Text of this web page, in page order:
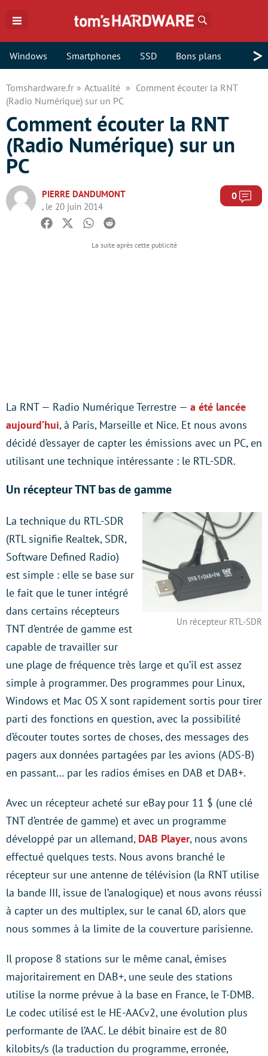
Windows Smartphones SSD Bons plans >
Tomshardware.fr Actualité
Comment écouter la RNT
(Radio Numérique) sur un PC
Comment écouter la RNT
(Radio Numérique) sur un
PC
PIERRE DANDUMONT
, le 20 juin 2014
0
Facebook
TwitterWhatsapp
Reddit
La RNT — Radio Numérique Terrestre — a été lancée
aujourd’hui, à Paris, Marseille et Nice. Et nous avons
décidé d’essayer de capter les émissions avec un PC, en
utilisant une technique intéressante : le RTL-SDR.
Un récepteur TNT bas de gamme
Un récepteur RTL-SDR
La technique du RTL-SDR
(RTL signifie Realtek, SDR,
Software Defined Radio)
est simple : elle se base sur
le fait que le tuner intégré
dans certains récepteurs
TNT d’entrée de gamme est
capable de travailler sur
une plage de fréquence très large et qu’il est assez
simple à programmer. Des programmes pour Linux,
Windows et Mac OS X sont rapidement sortis pour tirer
parti des fonctions en question, avec la possibilité
d’écouter toutes sortes de choses, des messages des
pagers aux données partagées par les avions (ADS-B)
en passant… par les radios émises en DAB et DAB+.
Avec un récepteur acheté sur eBay pour 11 $ (une clé
TNT d’entrée de gamme) et avec un programme
développé par un allemand, DAB Player, nous avons
effectué quelques tests. Nous avons branché le
récepteur sur une antenne de télévision (la RNT utilise
la bande III, issue de l’analogique) et nous avons réussi
à capter un des multiplex, sur le canal 6D, alors que
nous sommes à la limite de la couverture parisienne.
Il propose 8 stations sur le même canal, émises
majoritairement en DAB+, une seule des stations
utilise la norme prévue à la base en France, le T-DMB.
Le codec utilisé est le HE-AACv2, une évolution plus
performante de l’AAC. Le débit binaire est de 80
kilobits/s (la traduction du programme, erronée,